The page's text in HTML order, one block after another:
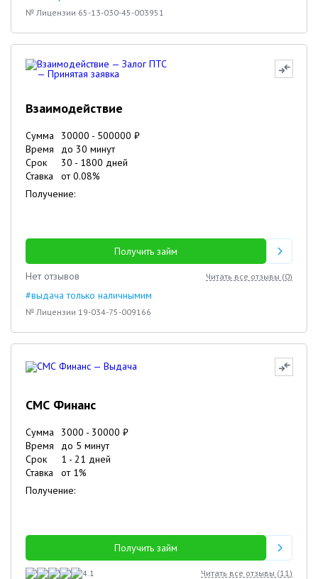
№ Лицензии 65-13-030-45-003951
Взаимодействие
Сумма 30000 - 500000 ₽
Время
до 30 минут
Срок
30 - 1800 дней
Ставка
от0.08%
Получение:
Получить займ
Нет отзывов
Читать все отзывы (0)
#выдача только наличнымим
№ Лицензии 19-034-75-009166
СМС Финанс
Сумма 3000 - 30000 ₽
Время
до 5 минут
Срок
1 - 21 дней
Ставка
от 1%
Получение:
Получить займ
4.1 Читать все отзывы (11)